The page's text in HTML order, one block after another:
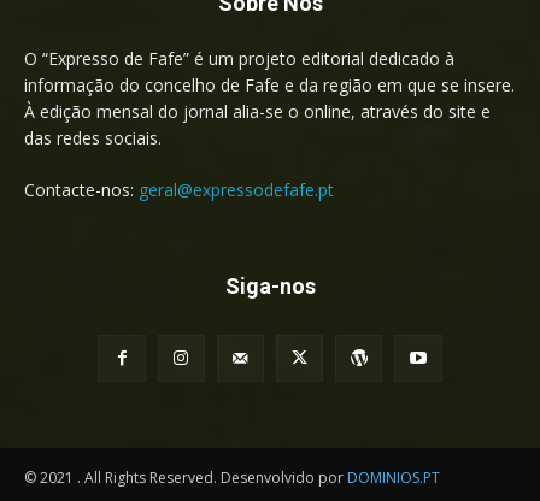
O “Expresso de Fafe” é um projeto editorial dedicado à
informação do concelho de Fafe e da região em que se insere.
À edição mensal do jornal alia-se o online, através do site e
das redes sociais.
Contacte-nos: geral@expressodefafe.pt
Siga-nos
© 2021 . All Rights Reserved. Desenvolvido por DOMINIOS.PT